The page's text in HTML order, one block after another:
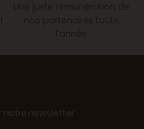
Une juste rémunération de
nos partenaires toute
l’année
notre newsletter